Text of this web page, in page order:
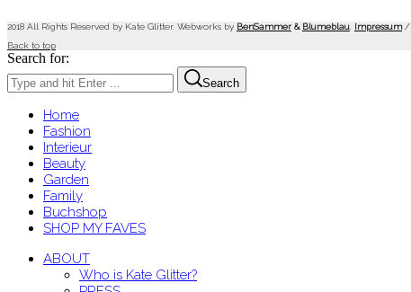
2018 All Rights Reserved by Kate Glitter. Webworks by BenSammer & Blumeblau Impressum/
Back to top
Search for:
Search
Home
Fashion
Interieur
Beauty
Garden
Family
Buchshop
SHOP MY FAVES
ABOUT
Who is Kate Glitter?